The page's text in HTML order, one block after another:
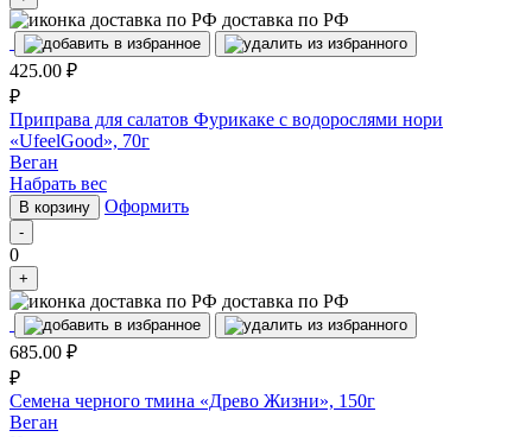
доставка по РФ
425.00 ₽
₽
Приправа для салатов Фурикаке с водорослями нори
«UfeelGood», 70г
Веган
Набрать вес
В корзину Оформить
-
0
+
доставка по РФ
685.00 ₽
₽
Семена черного тмина «Древо Жизни», 150г
Веган